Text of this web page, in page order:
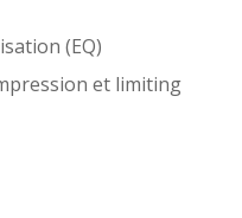
(EQ)
et limiting